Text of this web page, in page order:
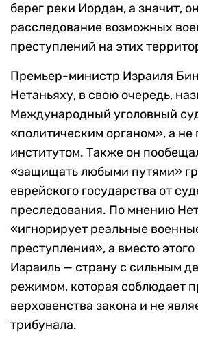
берег реки Иордан, а значит,
расследование возможных
преступлений на этих
Премьер-министр Израиля
Нетаньяху, в свою очередь,
Международный уголовный
«политическим органом», а не
институтом. Также он
«защищать любыми путями»
еврейского государства от
преследования. По мнению
«игнорирует реальные
преступления», а вместо
Израиль — страну с сильным
режимом, которая соблюдает
верховенства закона и не
трибунала.